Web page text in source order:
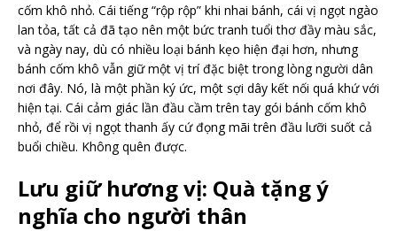
cốm khô nhỏ. Cái tiếng “rộp rộp” khi nhai bánh, cái vị ngọt ngào
lan tỏa, tất cả đã tạo nên một bức tranh tuổi thơ đầy màu sắc,
và ngày nay, dù có nhiều loại bánh kẹo hiện đại hơn, nhưng
bánh cốm khô vẫn giữ một vị trí đặc biệt trong lòng người dân
nơi đây. Nó, là một phần ký ức, một sợi dây kết nối quá khứ với
hiện tại. Cái cảm giác lần đầu cầm trên tay gói bánh cốm khô
nhỏ, để rồi vị ngọt thanh ấy cứ đọng mãi trên đầu lưỡi suốt cả
buổi chiều. Không quên được.
Lưu giữ hương vị: Quà tặng ý
nghĩa cho người thân